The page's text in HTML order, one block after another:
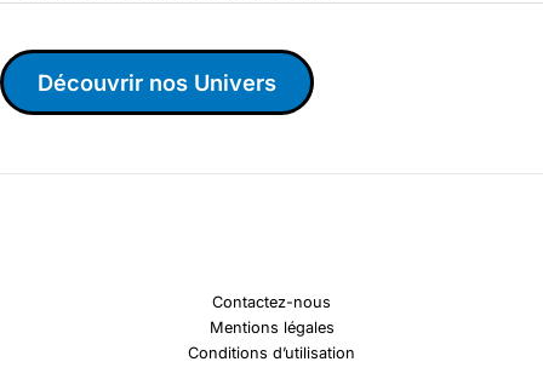
Découvrir nos Univers
Contactez-nous
Mentions légales
Conditions d’utilisation